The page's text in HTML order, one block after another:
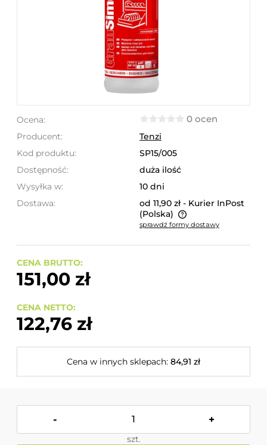
Ocena: 0 ocen
Producent:
Tenzi
Kod produktu:
SP15/005
Dostępność:
duża ilość
Wysyłka w:
10 dni
Dostawa:
od 11,90 zł - Kurier InPost
(Polska)
Cena nie zawiera ewentualnych kosztów płatności
sprawdź formy dostawy
CENA BRUTTO:
151,00 zł
CENA NETTO:
122,76 zł
Cena w innych sklepach: 84,91 zł
- +
szt.